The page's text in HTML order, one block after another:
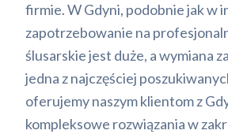
firmie. W Gdyni, podobnie jak w
zapotrzebowanie na
ślusarskie jest duże, a wymiana
jedna z najczęściej
oferujemy naszym klientom z
kompleksowe rozwiązania w